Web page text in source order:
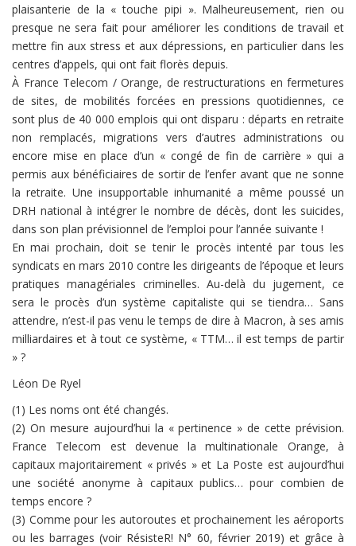
plaisanterie de la « touche pipi ». Malheureusement, rien ou
presque ne sera fait pour améliorer les conditions de travail et
mettre fin aux stress et aux dépressions, en particulier dans les
centres d’appels, qui ont fait florès depuis.
À France Telecom / Orange, de restructurations en fermetures
de sites, de mobilités forcées en pressions quotidiennes, ce
sont plus de 40 000 emplois qui ont disparu : départs en retraite
non remplacés, migrations vers d’autres administrations ou
encore mise en place d’un « congé de fin de carrière » qui a
permis aux bénéficiaires de sortir de l’enfer avant que ne sonne
la retraite. Une insupportable inhumanité a même poussé un
DRH national à intégrer le nombre de décès, dont les suicides,
dans son plan prévisionnel de l’emploi pour l’année suivante !
En mai prochain, doit se tenir le procès intenté par tous les
syndicats en mars 2010 contre les dirigeants de l’époque et leurs
pratiques managériales criminelles. Au-delà du jugement, ce
sera le procès d’un système capitaliste qui se tiendra… Sans
attendre, n’est-il pas venu le temps de dire à Macron, à ses amis
milliardaires et à tout ce système, « TTM… il est temps de partir
» ?
Léon De Ryel
(1) Les noms ont été changés.
(2) On mesure aujourd’hui la « pertinence » de cette prévision.
France Telecom est devenue la multinationale Orange, à
capitaux majoritairement « privés » et La Poste est aujourd’hui
une société anonyme à capitaux publics… pour combien de
temps encore ?
(3) Comme pour les autoroutes et prochainement les aéroports
ou les barrages (voir RésisteR! N° 60, février 2019) et grâce à